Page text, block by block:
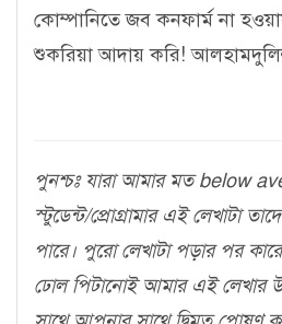
কোম্পানিতে জব কনফার্ম না
শুকরিয়া আদায় করি!
পুনশ্চঃ যারা আমার মত below
স্টুডেন্ট/প্রোগ্রামার এই লেখাটা
পারে। পুরো লেখাটা পড়ার পর
ঢোল পিটানোই আমার এই লেখার